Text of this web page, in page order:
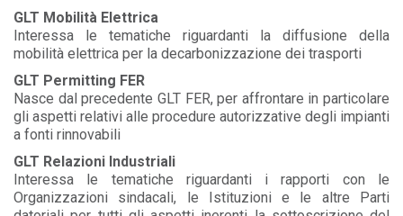
GLT Mobilità Elettrica
Interessa le tematiche riguardanti la diffusione della
mobilità elettrica per la decarbonizzazione dei trasporti
GLT Permitting FER
Nasce dal precedente GLT FER, per affrontare in particolare
gli aspetti relativi alle procedure autorizzative degli impianti
a fonti rinnovabili
GLT Relazioni Industriali
Interessa le tematiche riguardanti i rapporti con le
Organizzazioni sindacali, le Istituzioni e le altre Parti